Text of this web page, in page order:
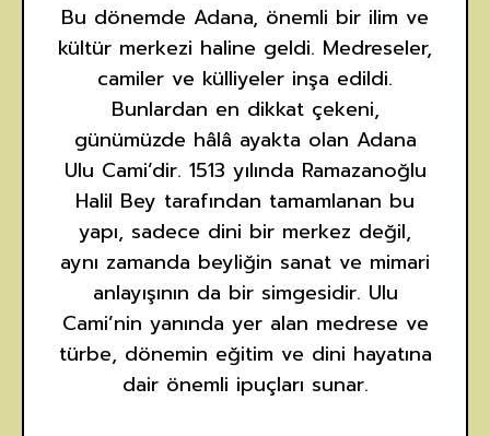
Bu dönemde Adana, önemli bir ilim ve
kültür merkezi haline geldi. Medreseler,
camiler ve külliyeler inşa edildi.
Bunlardan en dikkat çekeni,
günümüzde hâlâ ayakta olan Adana
Ulu Cami’dir. 1513 yılında Ramazanoğlu
Halil Bey tarafından tamamlanan bu
yapı, sadece dini bir merkez değil,
aynı zamanda beyliğin sanat ve mimari
anlayışının da bir simgesidir. Ulu
Cami’nin yanında yer alan medrese ve
türbe, dönemin eğitim ve dini hayatına
dair önemli ipuçları sunar.